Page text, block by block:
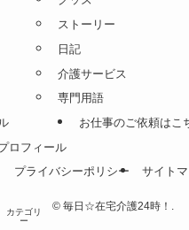
ストーリー
日記
介護サービス
専門用語
ロフィール
お仕事のご依頼はこ
プライバシーポリシー サイト
©毎日☆在宅介護24時！.
カテゴリ
ー